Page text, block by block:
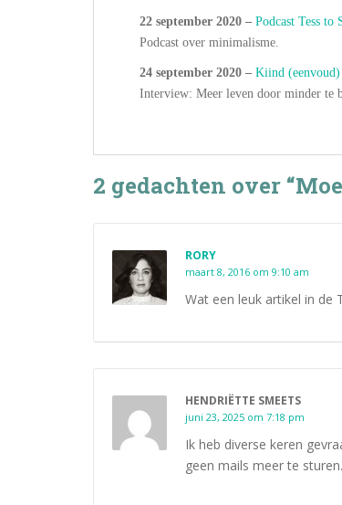
22 september 2020 – Podcast Tess to
Podcast over minimalisme.
24 september 2020 – Kiind (eenvoud)
Interview: Meer leven door minder te
2 gedachten over
RORY
maart 8, 2016 om 9:10 am
Wat een leuk artikel in de
HENDRIËTTE SMEETS
juni 23, 2025 om 7:18 pm
Ik heb diverse keren
geen mails meer te